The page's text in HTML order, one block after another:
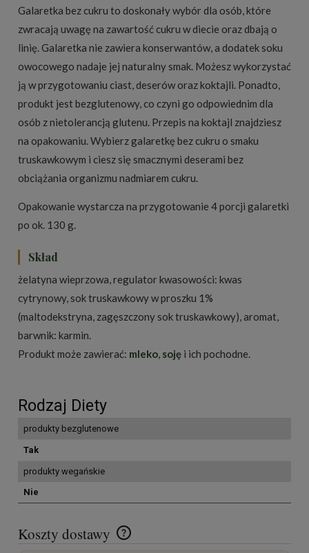
Galaretka bez cukru to doskonały wybór dla osób, które
zwracają uwagę na zawartość cukru w diecie oraz dbają o
linię. Galaretka nie zawiera konserwantów, a dodatek soku
owocowego nadaje jej naturalny smak. Możesz wykorzystać
ją w przygotowaniu ciast, deserów oraz koktajli. Ponadto,
produkt jest bezglutenowy, co czyni go odpowiednim dla
osób z nietolerancją glutenu. Przepis na koktajl znajdziesz
na opakowaniu. Wybierz galaretkę bez cukru o smaku
truskawkowym i ciesz się smacznymi deserami bez
obciążania organizmu nadmiarem cukru.
Opakowanie wystarcza na przygotowanie 4 porcji galaretki
po ok. 130 g.
Skład
żelatyna wieprzowa, regulator kwasowości: kwas
cytrynowy, sok truskawkowy w proszku 1%
(maltodekstryna, zagęszczony sok truskawkowy), aromat,
barwnik: karmin.
Produkt może zawierać: mleko, soję i ich pochodne.
Rodzaj Diety
produkty bezglutenowe
Tak
produkty wegańskie
Nie
Koszty dostawy